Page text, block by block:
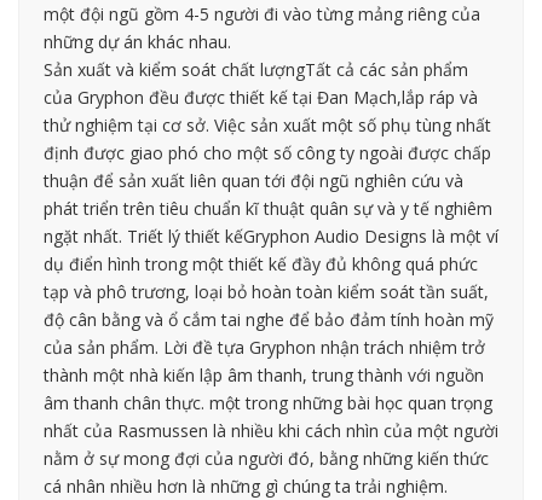
một đội ngũ gồm 4-5 người đi vào từng mảng riêng của
những dự án khác nhau.
Sản xuất và kiểm soát chất lượngTất cả các sản phẩm
của Gryphon đều được thiết kế tại Đan Mạch,lắp ráp và
thử nghiệm tại cơ sở. Việc sản xuất một số phụ tùng nhất
định được giao phó cho một số công ty ngoài được chấp
thuận để sản xuất liên quan tới đội ngũ nghiên cứu và
phát triển trên tiêu chuẩn kĩ thuật quân sự và y tế nghiêm
ngặt nhất. Triết lý thiết kếGryphon Audio Designs là một ví
dụ điển hình trong một thiết kế đầy đủ không quá phức
tạp và phô trương, loại bỏ hoàn toàn kiểm soát tần suất,
độ cân bằng và ổ cắm tai nghe để bảo đảm tính hoàn mỹ
của sản phẩm. Lời đề tựa Gryphon nhận trách nhiệm trở
thành một nhà kiến lập âm thanh, trung thành với nguồn
âm thanh chân thực. một trong những bài học quan trọng
nhất của Rasmussen là nhiều khi cách nhìn của một người
nằm ở sự mong đợi của người đó, bằng những kiến thức
cá nhân nhiều hơn là những gì chúng ta trải nghiệm.